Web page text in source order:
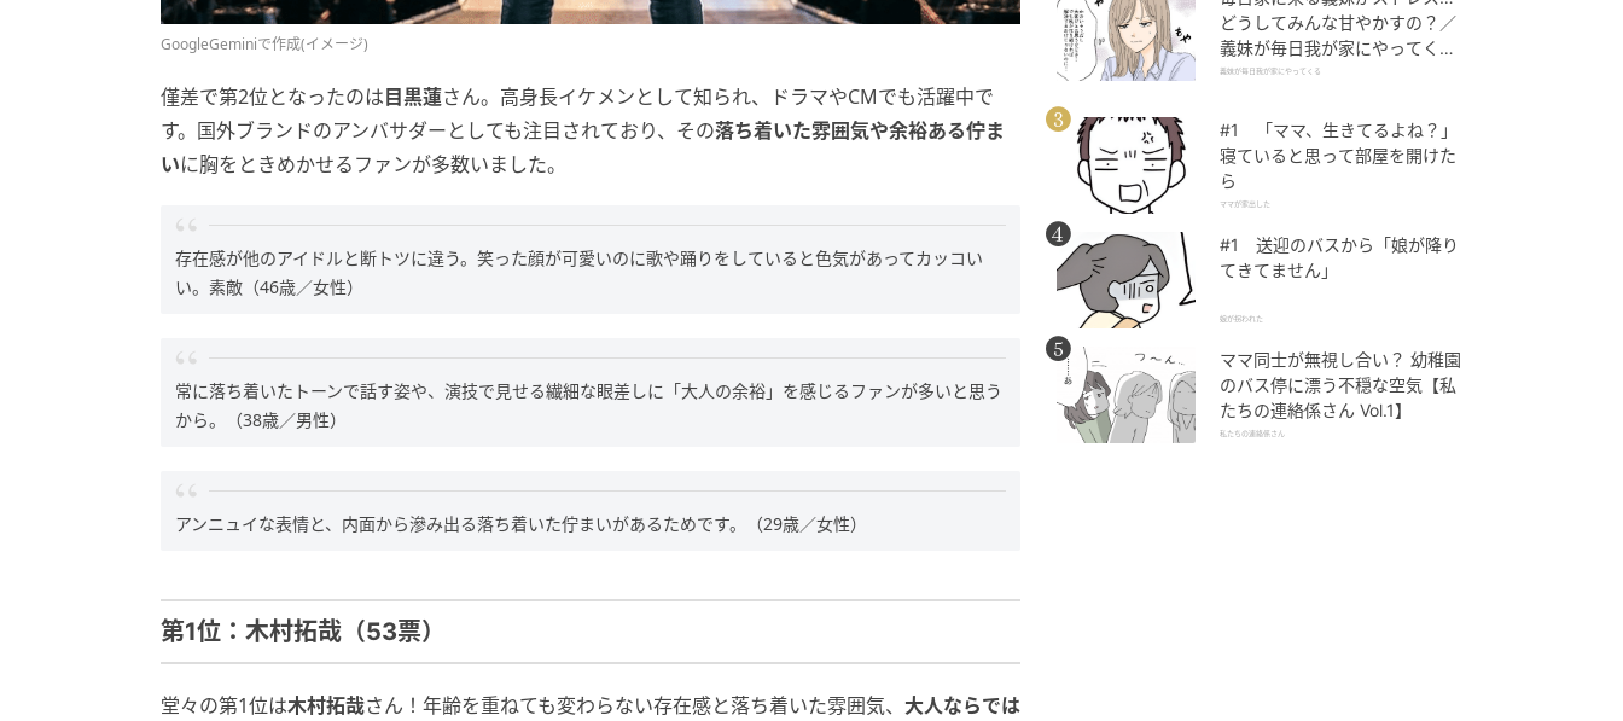
GoogleGeminiで作成(イメージ)
僅差で第2位となったのは目黒蓮さん。高身長イケメンとして知られ、ドラマやCMでも活躍中で
す。国外ブランドのアンバサダーとしても注目されており、その落ち着いた雰囲気や余裕ある佇ま
いに胸をときめかせるファンが多数いました。
存在感が他のアイドルと断トツに違う。笑った顔が可愛いのに歌や踊りをしていると色気があってカッコい
い。素敵（46歳／女性）
常に落ち着いたトーンで話す姿や、演技で見せる繊細な眼差しに「大人の余裕」を感じるファンが多いと思う
から。（38歳／男性）
アンニュイな表情と、内面から滲み出る落ち着いた佇まいがあるためです。（29歳／女性）
第1位：木村拓哉（53票）
堂々の第1位は木村拓哉さん！年齢を重ねても変わらない存在感と落ち着いた雰囲気、 大人ならでは
どうしてみんな甘やかすの？／
義妹が毎日我が家にやってくる
（1）【義父母がシンドイんで
義妹が毎日我が家にやってくる
#1 「ママ、生きてるよね？」
寝ていると思って部屋を開けた
ら
ママが家出した
#1 送迎のバスから「娘が降り
てきてません」
娘が拐われた
ママ同士が無視し合い？ 幼稚園
のバス停に漂う不穏な空気【私
たちの連絡係さん Vol.1】
私たちの連絡係さん